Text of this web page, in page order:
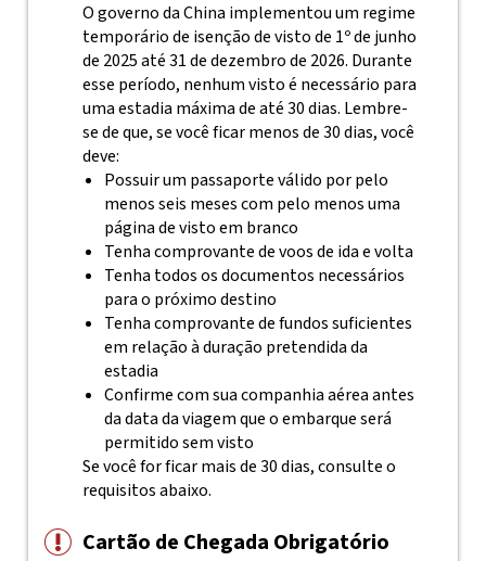
O governo da China implementou um regime
temporário de isenção de visto de 1º de junho
de 2025 até 31 de dezembro de 2026. Durante
esse período, nenhum visto é necessário para
uma estadia máxima de até 30 dias. Lembre-
se de que, se você ficar menos de 30 dias, você
deve:
Possuir um passaporte válido por pelo
menos seis meses com pelo menos uma
página de visto em branco
Tenha comprovante de voos de ida e volta
Tenha todos os documentos necessários
para o próximo destino
Tenha comprovante de fundos suficientes
em relação à duração pretendida da
estadia
Confirme com sua companhia aérea antes
da data da viagem que o embarque será
permitido sem visto
Se você for ficar mais de 30 dias, consulte o
requisitos abaixo.
Cartão de Chegada Obrigatório